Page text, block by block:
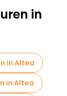
in
in Altea
in Altea